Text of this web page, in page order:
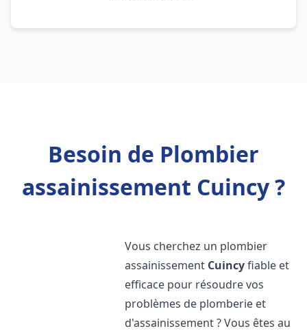
Besoin de Plombier
assainissement Cuincy ?
Vous cherchez un plombier
assainissement Cuincyfiable et
efficace pour résoudre vos
problèmes de plomberie et
d'assainissement ? Vous êtes au